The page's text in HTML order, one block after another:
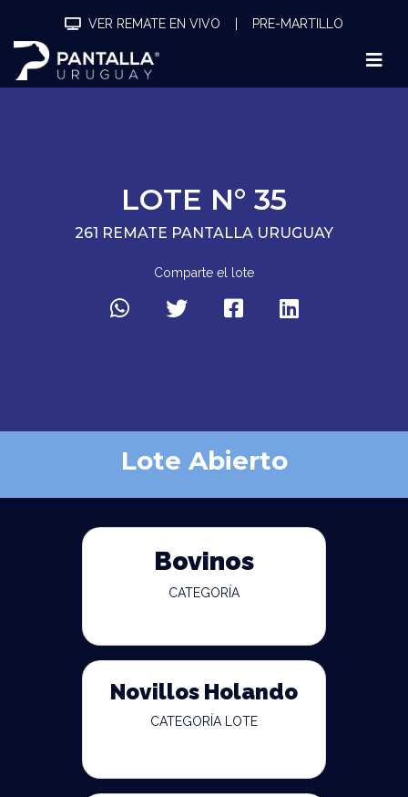
VER REMATE EN VIVO PRE-MARTILLO
LOTE N° 35
261 REMATE PANTALLA URUGUAY
Comparte el lote
Lote Abierto
Bovinos
CATEGORÍA
Novillos Holando
CATEGORÍA LOTE